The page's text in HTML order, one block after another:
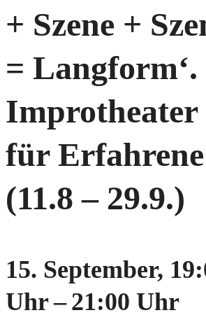
+ Szene +
= Langform‘.
Improtheater
für Erfahrene
(11.8 – 29.9.)
15. September,
Uhr–21:00 Uhr